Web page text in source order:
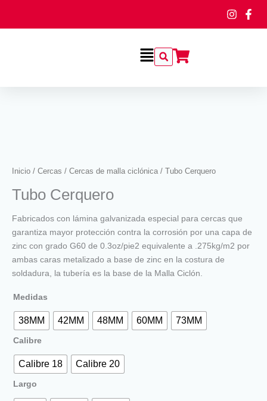
Flyout
Menu
Inicio / Cercas / Cercas de malla ciclónica / Tubo Cerquero
Tubo Cerquero
Fabricados con lámina galvanizada especial para cercas que
garantiza mayor protección contra la corrosión por una capa de
zinc con grado G60 de 0.3oz/pie2 equivalente a .275kg/m2 por
ambas caras metalizado a base de zinc en la costura de
soldadura, la tubería es la base de la Malla Ciclón.
Medidas
38MM 42MM 48MM 60MM 73MM
Calibre
Calibre 18 Calibre 20
Largo